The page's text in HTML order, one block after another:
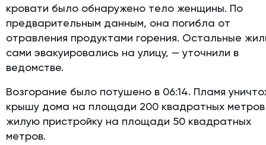
кровати было обнаружено тело женщины. По
предварительным данным, она погибла от
отравления продуктами горения. Остальные
сами эвакуировались на улицу, — уточнили в
ведомстве.
Возгорание было потушено в 06:14. Пламя
крышу дома на площади 200 квадратных
жилую пристройку на площади 50 квадратных
метров.